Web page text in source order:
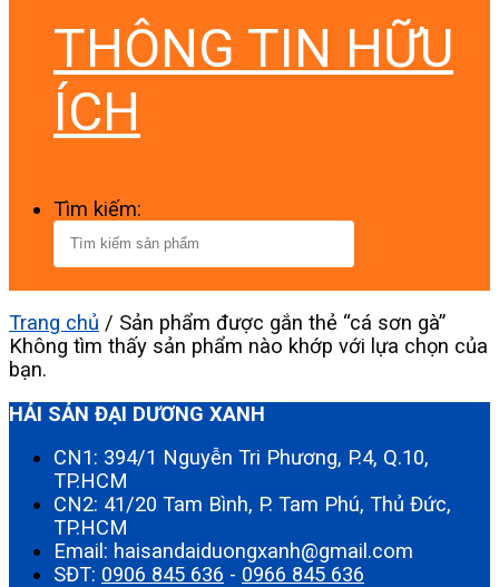
THÔNG TIN HỮU
ÍCH
Tìm kiếm:
Trang chủ / Sản phẩm được gắn thẻ “cá sơn gà”
Không tìm thấy sản phẩm nào khớp với lựa chọn của
bạn.
HẢI SẢN ĐẠI DƯƠNG XANH
CN1: 394/1 Nguyễn Tri Phương, P.4, Q.10,
TP.HCM
CN2: 41/20 Tam Bình, P. Tam Phú, Thủ Đức,
TP.HCM
Email: haisandaiduongxanh@gmail.com
SĐT: 0906 845 636 - 0966 845 636